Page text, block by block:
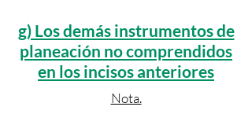
g) Los demás instrumentos de
planeación no comprendidos
en los incisos anteriores
Nota.